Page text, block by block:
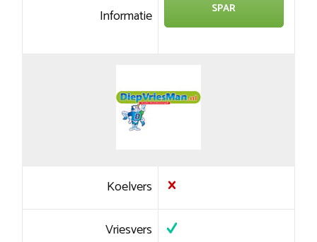
Informatie SPAR
Koelvers
Vriesvers